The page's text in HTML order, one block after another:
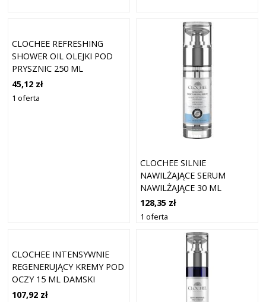
CLOCHEE REFRESHING
SHOWER OIL OLEJKI POD
PRYSZNIC 250 ML
45,12 zł
1 oferta
CLOCHEE SILNIE
NAWILŻAJĄCE SERUM
NAWILŻAJĄCE 30 ML
DAMSKI
128,35 zł
1 oferta
CLOCHEE INTENSYWNIE
REGENERUJĄCY KREMY POD
OCZY 15 ML DAMSKI
107,92 zł